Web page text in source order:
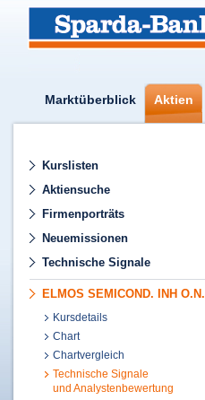
Marktüberblick Aktien
Kurslisten
Aktiensuche
Firmenporträts
Neuemissionen
Technische Signale
ELMOS SEMICOND. INH O.N.
Kursdetails
Chart
Chartvergleich
Technische Signale
und Analystenbewertung